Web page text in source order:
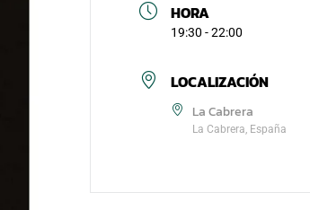
HORA
19:30 - 22:00
LOCALIZACIÓN
La Cabrera
La Cabrera, España